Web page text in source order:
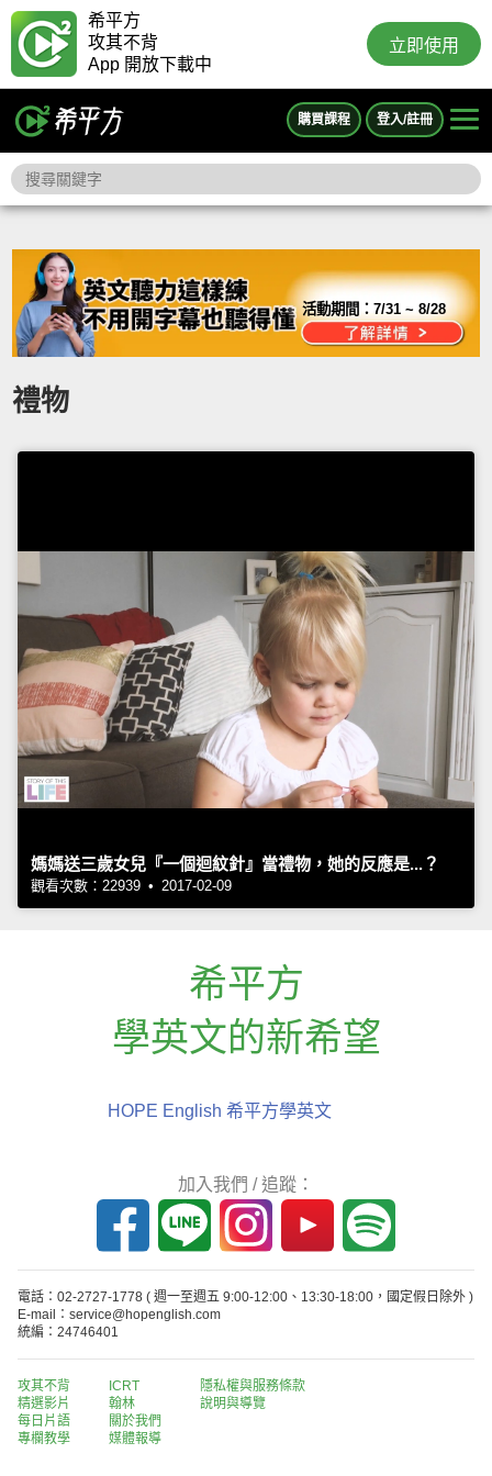
希平方
攻其不背
App 開放下載中
立即使用
購買課程 登入/註冊
活動期間：7/31 ~ 8/28
禮物
媽媽送三歲女兒『一個迴紋針』當禮物，她的反應是...？
觀看次數：22939 • 2017-02-09
希平方
學英文的新希望
HOPE English 希平方學英文
加入我們 / 追蹤：
電話：02-2727-1778 ( 週一至週五 9:00-12:00、13:30-18:00，國定假日除外 )
E-mail：service@hopenglish.com
統編：24746401
攻其不背
精選影片
每日片語
專欄教學
ICRT
翰林
關於我們
媒體報導
隱私權與服務條款
說明與導覽